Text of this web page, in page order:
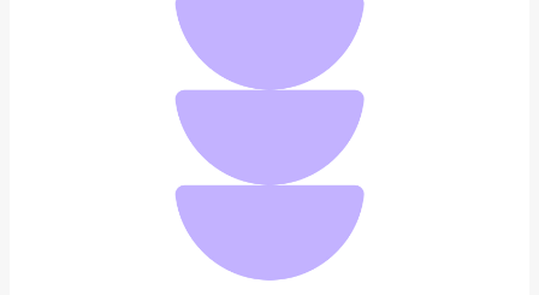
Заварочная бутылка из двухслойного стекла
2 076 ₽